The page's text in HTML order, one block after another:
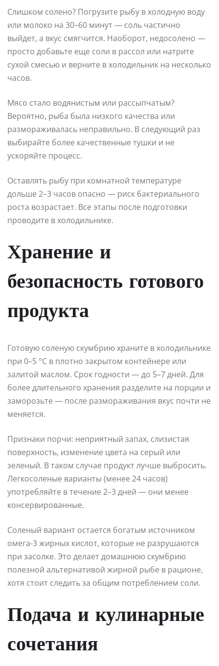
Слишком солено? Погрузите рыбу в холодную воду
или молоко на 30–60 минут — соль частично
выйдет, а вкус смягчится. Наоборот, недосолено —
просто добавьте еще соли в рассол или натрите
сухой смесью и верните в холодильник на несколько
часов.
Мясо стало водянистым или рассыпчатым?
Вероятно, рыба была низкого качества или
размораживалась неправильно. В следующий раз
выбирайте более качественные тушки и не
ускоряйте процесс.
Оставлять рыбу при комнатной температуре
дольше 2–3 часов опасно — риск бактериального
роста возрастает. Все этапы после подготовки
проводите в холодильнике.
Хранение и
безопасность готового
продукта
Готовую соленую скумбрию храните в холодильнике
при 0–5 °C в плотно закрытом контейнере или
залитой маслом. Срок годности — до 5–7 дней. Для
более длительного хранения разделите на порции и
заморозьте — после размораживания вкус почти не
меняется.
Признаки порчи: неприятный запах, слизистая
поверхность, изменение цвета на серый или
зеленый. В таком случае продукт лучше выбросить.
Легкосоленые варианты (менее 24 часов)
употребляйте в течение 2–3 дней — они менее
консервированные.
Соленый вариант остается богатым источником
омега-3 жирных кислот, которые не разрушаются
при засолке. Это делает домашнюю скумбрию
полезной альтернативой жирной рыбе в рационе,
хотя стоит следить за общим потреблением соли.
Подача и кулинарные
сочетания